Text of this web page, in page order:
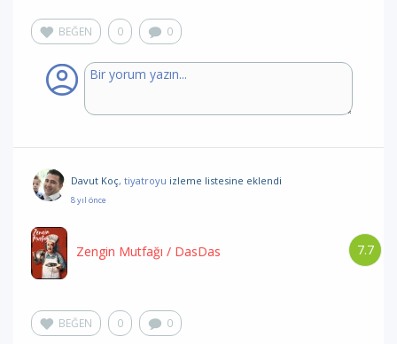
BEĞEN 0 0
Davut Koç, tiyatroyu izleme listesine eklendi
8 yıl önce
7.7
Zengin Mutfağı / DasDas
BEĞEN 0 0